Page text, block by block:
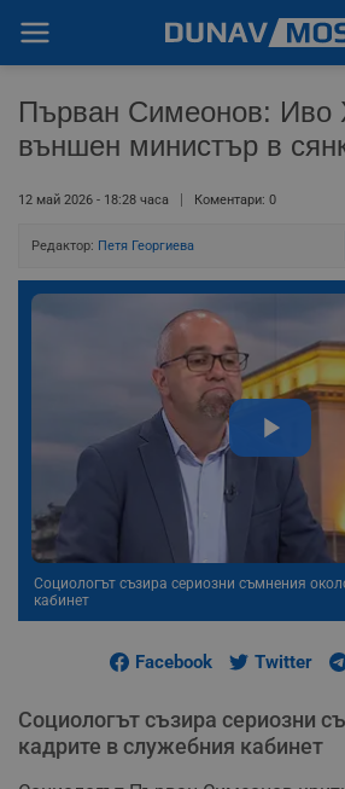
Първан Симеонов: Иво
външен министър в
12 май 2026 - 18:28 часа Коментари: 0
Редактор: Петя Георгиева
Социологът съзира сериозни съмнения
кабинет
Facebook Twitter
Социологът съзира сериозни
кадрите в служебния кабинет